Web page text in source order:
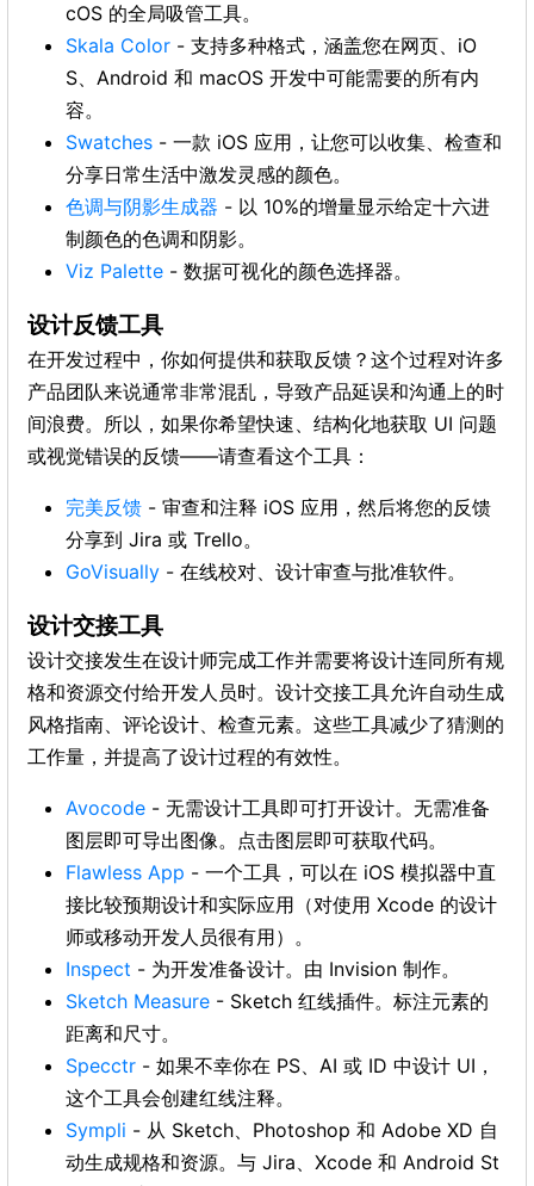
cOS 的全局吸管工具。
Skala Color - 支持多种格式，涵盖您在网页、iO
S、Android 和 macOS 开发中可能需要的所有内
容。
Swatches - 一款 iOS 应用，让您可以收集、检查和
分享日常生活中激发灵感的颜色。
色调与阴影生成器 - 以 10%的增量显示给定十六进
制颜色的色调和阴影。
Viz Palette - 数据可视化的颜色选择器。
设计反馈工具
在开发过程中，你如何提供和获取反馈？这个过程对许多
产品团队来说通常非常混乱，导致产品延误和沟通上的时
间浪费。所以，如果你希望快速、结构化地获取 UI 问题
或视觉错误的反馈——请查看这个工具：
完美反馈 - 审查和注释 iOS 应用，然后将您的反馈
分享到 Jira 或 Trello。
GoVisually - 在线校对、设计审查与批准软件。
设计交接工具
设计交接发生在设计师完成工作并需要将设计连同所有规
格和资源交付给开发人员时。设计交接工具允许自动生成
风格指南、评论设计、检查元素。这些工具减少了猜测的
工作量，并提高了设计过程的有效性。
Avocode - 无需设计工具即可打开设计。无需准备
图层即可导出图像。点击图层即可获取代码。
Flawless App - 一个工具，可以在 iOS 模拟器中直
接比较预期设计和实际应用（对使用 Xcode 的设计
师或移动开发人员很有用）。
Inspect - 为开发准备设计。由 Invision 制作。
Sketch Measure - Sketch 红线插件。标注元素的
距离和尺寸。
Specctr - 如果不幸你在 PS、AI 或 ID 中设计 UI，
这个工具会创建红线注释。
Sympli - 从 Sketch、Photoshop 和 Adobe XD 自
动生成规格和资源。与 Jira、Xcode 和 Android St